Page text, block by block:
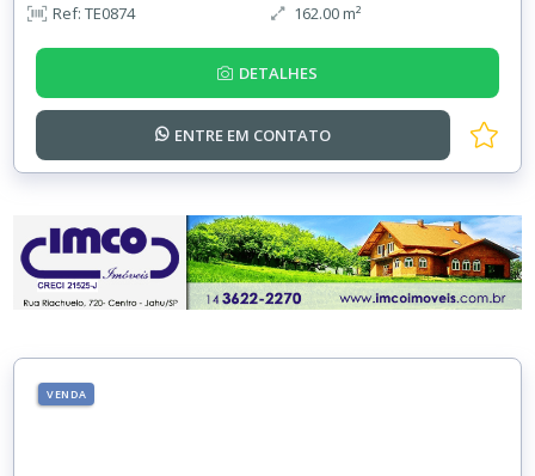
Ref: TE0874 162.00 m²
DETALHES
ENTRE EM CONTATO
VENDA